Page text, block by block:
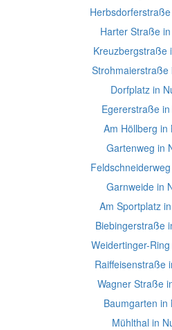
Harter Straße
Kreuzbergstraße
Strohmaierstraße
Dorfplatz in
Egererstraße
Am Höllberg in
Gartenweg in
Garnweide in
Am Sportplatz
Biebingerstraße
Weidertinger-
Raiffeisenstraße
Wagner Straße
Baumgarten in
Mühlthal in